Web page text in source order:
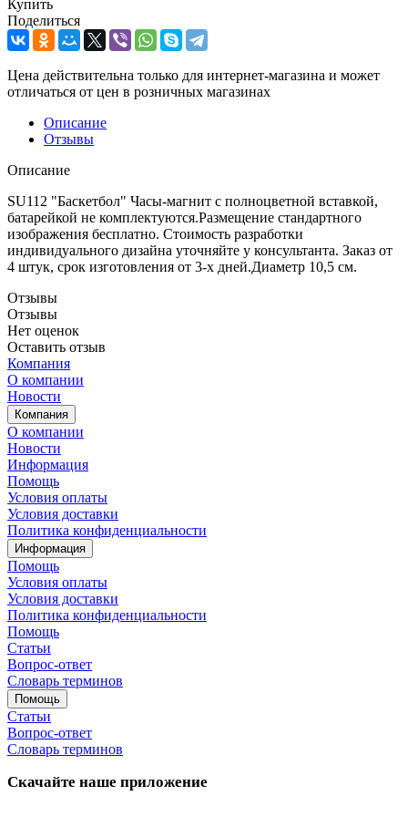
Купить
Поделиться
Цена действительна только для интернет-магазина и может
отличаться от цен в розничных магазинах
Описание
Отзывы
Описание
SU112 "Баскетбол" Часы-магнит с полноцветной вставкой,
батарейкой не комплектуются.Размещение стандартного
изображения бесплатно. Стоимость разработки
индивидуального дизайна уточняйте у консультанта. Заказ от
4 штук, срок изготовления от 3-х дней.Диаметр 10,5 см.
Отзывы
Отзывы
Нет оценок
Оставить отзыв
Компания
О компании
Новости
Компания
О компании
Новости
Информация
Помощь
Условия оплаты
Условия доставки
Политика конфиденциальности
Информация
Помощь
Условия оплаты
Условия доставки
Политика конфиденциальности
Помощь
Статьи
Вопрос-ответ
Словарь терминов
Помощь
Статьи
Вопрос-ответ
Словарь терминов
Скачайте наше приложение